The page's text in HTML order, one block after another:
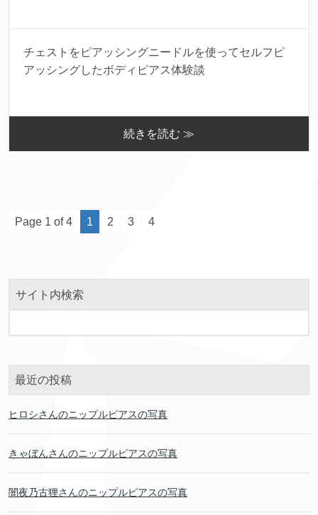
チェストをピアッシングニードルを使ってセルフピ
アッシングしたボディピアス体験談
続きを読む ≫
Page 1 of 4 1 2 3 4
サイト内検索
最近の投稿
ヒロシさんのニップルピアスの写真
きゃぼんさんのニップルピアスの写真
闇夜乃古狸さんのニップルピアスの写真